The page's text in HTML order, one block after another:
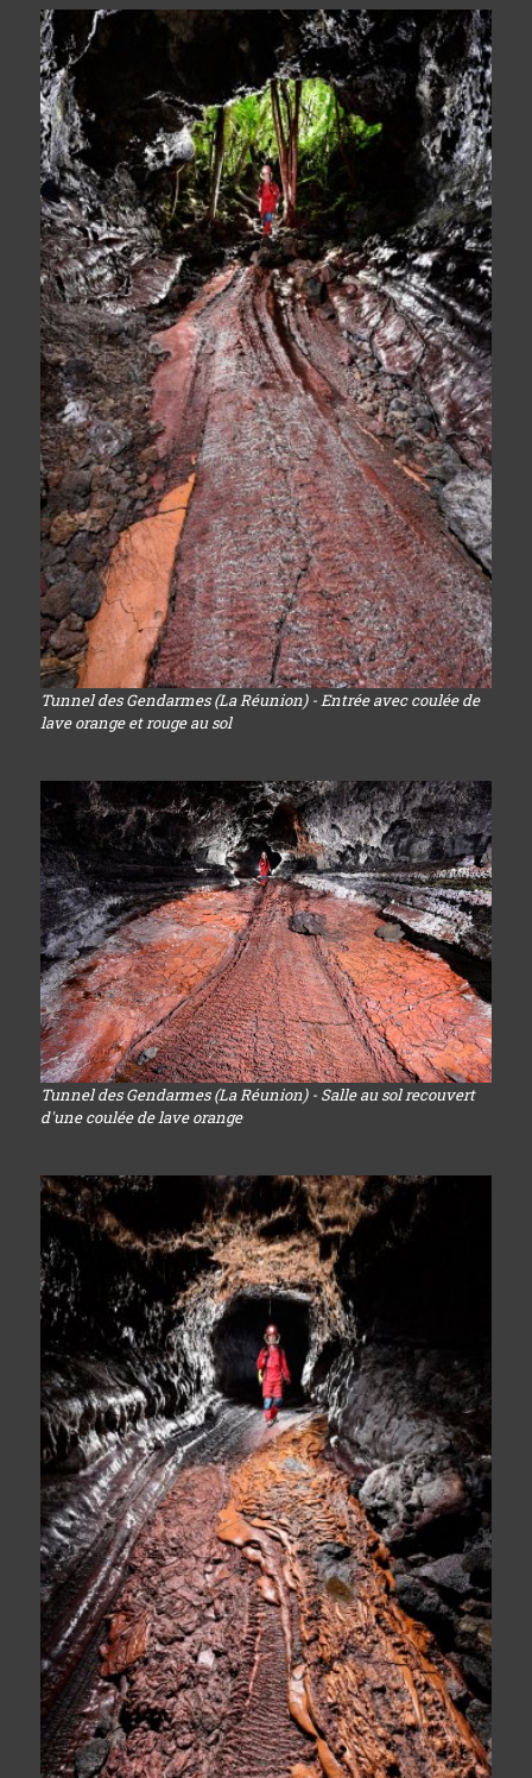
Tunnel des Gendarmes (La Réunion) - Entrée avec coulée de
lave orange et rouge au sol
Tunnel des Gendarmes (La Réunion) - Salle au sol recouvert
d'une coulée de lave orange